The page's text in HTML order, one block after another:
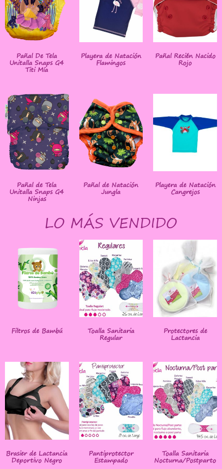
Pañal De Tela
Unitalla Snaps G4
Titi Mía
Playera de Natación
Flamingos
Pañal Recién Nacido
Rojo
Pañal de Tela
Unitalla Snaps G4
Ninjas
Pañal de Natación
Jungla
Playera de Natación
Cangrejos
LO MÁS VENDIDO
Filtros de Bambú Toalla Sanitaria
Regular
Protectores de
Lactancia
Brasier de Lactancia
Deportivo Negro
Pantiprotector
Estampado
Toalla Sanitaria
Nocturna/Postparto